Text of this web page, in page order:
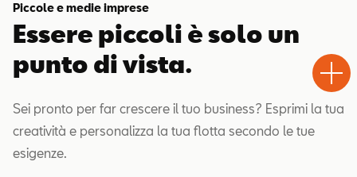
Piccole e medie imprese
Essere piccoli è solo un
punto di vista.
Sei pronto per far crescere il tuo business? Esprimi la tua
creatività e personalizza la tua flotta secondo le tue
esigenze.
Drive
Chiama